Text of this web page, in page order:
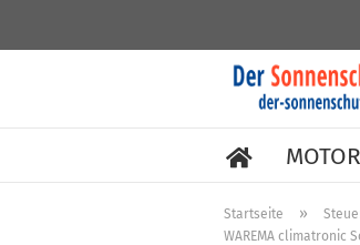
Startseite »
WAREMA climatronic